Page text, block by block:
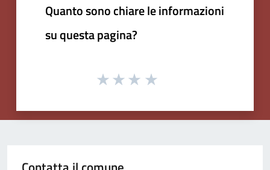
Quanto sono chiare le informazioni
su questa pagina?